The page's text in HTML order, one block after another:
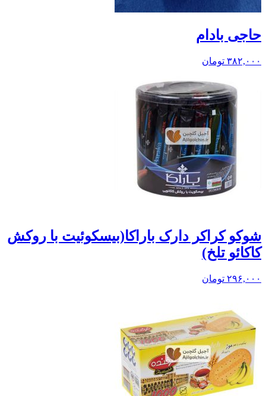
حاجی بادام
۳۸۲,۰۰۰ تومان
شوکو کراکر دارک باراکا(بيسکوئيت با روکش
کاکائو تلخ)
۲۹۶,۰۰۰ تومان